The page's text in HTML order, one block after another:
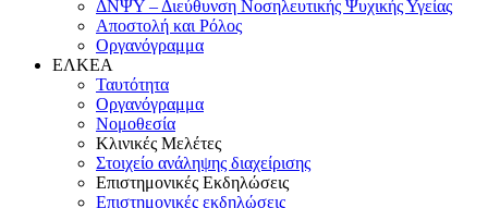
ΔΝΨΥ – Διεύθυνση Νοσηλευτικής Ψυχικής Υγείας
Αποστολή και Ρόλος
Οργανόγραμμα
ΕΛΚΕΑ
Ταυτότητα
Οργανόγραμμα
Νομοθεσία
Κλινικές Μελέτες
Στοιχείο ανάληψης διαχείρισης
Επιστημονικές Εκδηλώσεις
Επιστημονικές εκδηλώσεις